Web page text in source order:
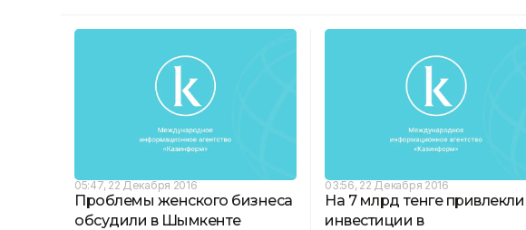
05:47, 22 Декабря 2016
Проблемы женского бизнеса
обсудили в Шымкенте
03:56, 22 Декабря 2016
На 7 млрд тенге привлекли
инвестиции в